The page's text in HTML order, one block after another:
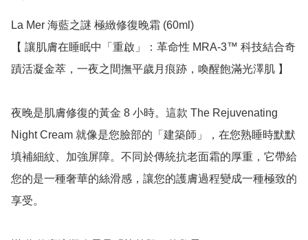
La Mer 海藍之謎 極緻修復晚霜 (60ml)
【 讓肌膚在睡眠中「重啟」：革命性 MRA-3™ 科技結合奇
蹟活凝金萃，一夜之間撫平歲月痕跡，喚醒飽滿光澤肌 】
夜晚是肌膚修復的黃金 8 小時。這款 The Rejuvenating
Night Cream 就像是您臉部的「建築師」，在您熟睡時默默
填補細紋、加強屏障。不同於傳統抗老面霜的厚重，它帶給
您的是一種奢華的絲滑感，讓您的護膚過程變成一種極致的
享受。